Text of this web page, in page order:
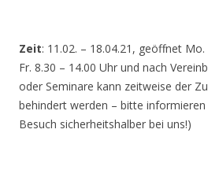
Zeit: 11.02. – 18.04.21, geöffnet
Fr. 8.30 – 14.00 Uhr und nach
oder Seminare kann zeitweise der
behindert werden – bitte informieren
Besuch sicherheitshalber bei uns!)